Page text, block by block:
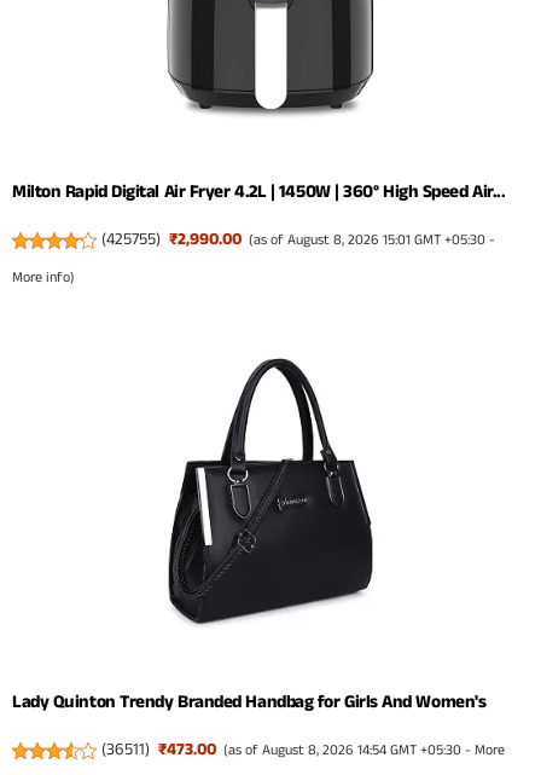
Milton Rapid Digital Air Fryer 4.2L | 1450W | 360° High Speed Air...
(425755) ₹2,990.00 (as of August 8, 2026 15:01 GMT +05:30 -
More info)
Lady Quinton Trendy Branded Handbag for Girls And Women's
(36511) ₹473.00 (as of August 8, 2026 14:54 GMT +05:30 -More